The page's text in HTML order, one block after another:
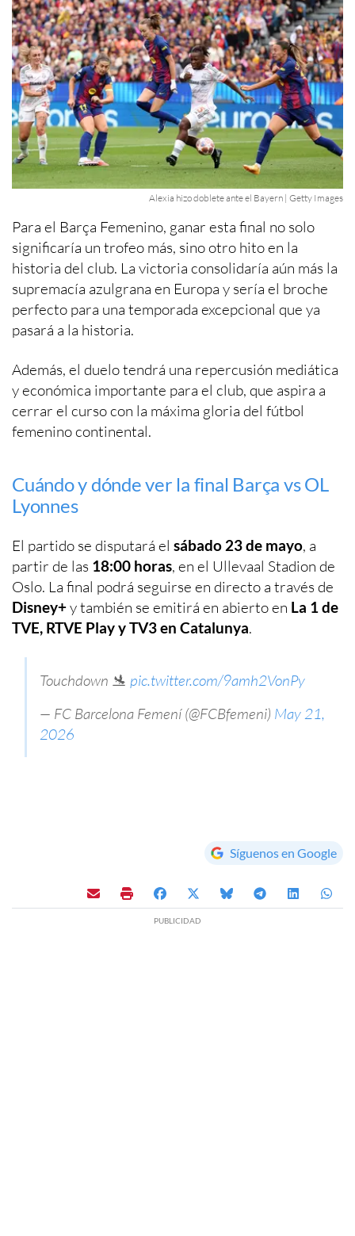
Alexia hizo doblete ante el Bayern | Getty Images
Para el Barça Femenino, ganar esta final no solo
significaría un trofeo más, sino otro hito en la
historia del club. La victoria consolidaría aún más la
supremacía azulgrana en Europa y sería el broche
perfecto para una temporada excepcional que ya
pasará a la historia.
Además, el duelo tendrá una repercusión mediática
y económica importante para el club, que aspira a
cerrar el curso con la máxima gloria del fútbol
femenino continental.
Cuándo y dónde ver la final Barça vs OL
Lyonnes
El partido se disputará el sábado 23 de mayo, a
partir de las 18:00 horas, en el Ullevaal Stadion de
Oslo. La final podrá seguirse en directo a través de
Disney+y también se emitirá en abierto en La 1 de
TVE, RTVE Play y TV3 en Catalunya.
Touchdown 🛬 pic.twitter.com/9amh2VonPy
— FC Barcelona Femení (@FCBfemeni) May 21,
2026
Síguenos en Google